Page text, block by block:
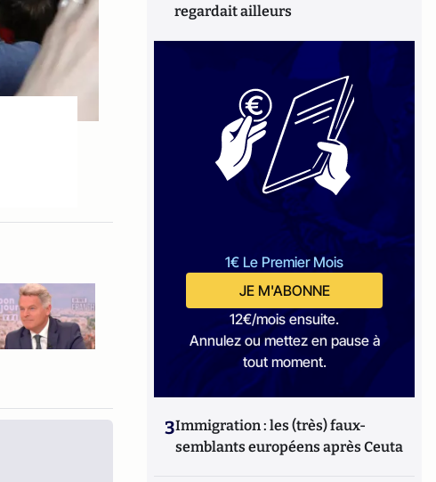
regardait ailleurs
1€ Le Premier Mois
JE M'ABONNE
12€/mois ensuite.
Annulez ou mettez en pause à
tout moment.
3Immigration : les (très) faux-
semblants européens après Ceuta